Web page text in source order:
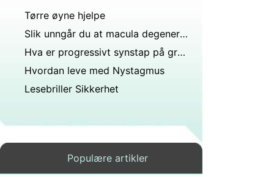
Tørre øyne hjelpe
Slik unngår du at macula degenerasjon
Hva er progressivt synstap på grunn av uklarhet av linsen?
Hvordan leve med Nystagmus
Lesebriller Sikkerhet
Populære artikler